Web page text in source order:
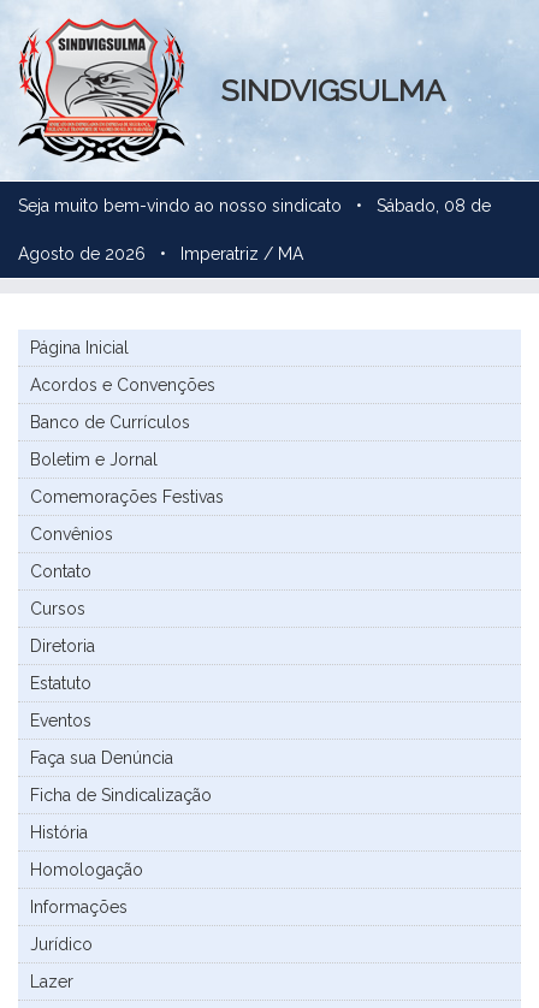
SINDVIGSULMA
Seja muito bem-vindo ao nosso sindicato • Sábado, 08 de
Agosto de 2026 • Imperatriz / MA
Página Inicial
Acordos e Convenções
Banco de Currículos
Boletim e Jornal
Comemorações Festivas
Convênios
Contato
Cursos
Diretoria
Estatuto
Eventos
Faça sua Denúncia
Ficha de Sindicalização
História
Homologação
Informações
Jurídico
Lazer